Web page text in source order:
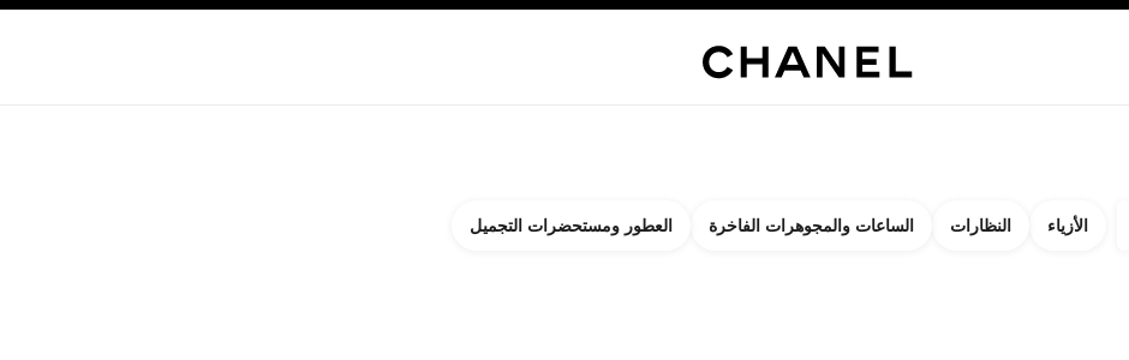
المرشحات
ترشيح النتائج حساب:
الأزياء النظارات الساعات والمجوهرات الفاخرة العطور ومستحضرات التجميل